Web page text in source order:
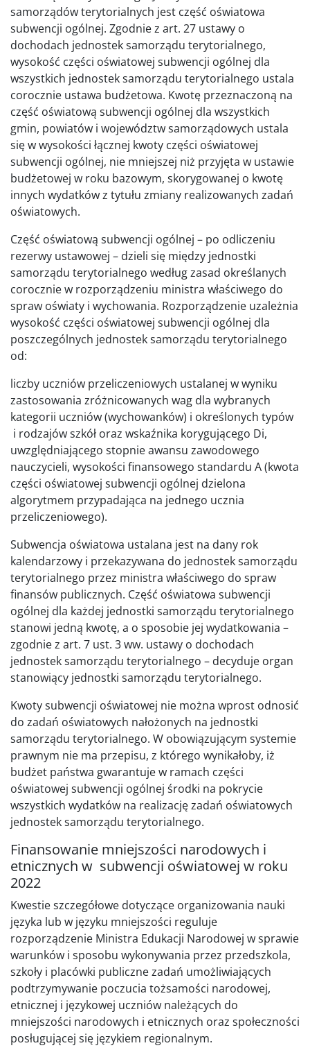
samorządów terytorialnych jest część oświatowa
subwencji ogólnej. Zgodnie z art. 27 ustawy o
dochodach jednostek samorządu terytorialnego,
wysokość części oświatowej subwencji ogólnej dla
wszystkich jednostek samorządu terytorialnego ustala
corocznie ustawa budżetowa. Kwotę przeznaczoną na
część oświatową subwencji ogólnej dla wszystkich
gmin, powiatów i województw samorządowych ustala
się w wysokości łącznej kwoty części oświatowej
subwencji ogólnej, nie mniejszej niż przyjęta w ustawie
budżetowej w roku bazowym, skorygowanej o kwotę
innych wydatków z tytułu zmiany realizowanych zadań
oświatowych.
Część oświatową subwencji ogólnej – po odliczeniu
rezerwy ustawowej – dzieli się między jednostki
samorządu terytorialnego według zasad określanych
corocznie w rozporządzeniu ministra właściwego do
spraw oświaty i wychowania. Rozporządzenie uzależnia
wysokość części oświatowej subwencji ogólnej dla
poszczególnych jednostek samorządu terytorialnego
od:
liczby uczniów przeliczeniowych ustalanej w wyniku
zastosowania zróżnicowanych wag dla wybranych
kategorii uczniów (wychowanków) i określonych typów
i rodzajów szkół oraz wskaźnika korygującego Di,
uwzględniającego stopnie awansu zawodowego
nauczycieli, wysokości finansowego standardu A (kwota
części oświatowej subwencji ogólnej dzielona
algorytmem przypadająca na jednego ucznia
przeliczeniowego).
Subwencja oświatowa ustalana jest na dany rok
kalendarzowy i przekazywana do jednostek samorządu
terytorialnego przez ministra właściwego do spraw
finansów publicznych. Część oświatowa subwencji
ogólnej dla każdej jednostki samorządu terytorialnego
stanowi jedną kwotę, a o sposobie jej wydatkowania –
zgodnie z art. 7 ust. 3 ww. ustawy o dochodach
jednostek samorządu terytorialnego – decyduje organ
stanowiący jednostki samorządu terytorialnego.
Kwoty subwencji oświatowej nie można wprost odnosić
do zadań oświatowych nałożonych na jednostki
samorządu terytorialnego. W obowiązującym systemie
prawnym nie ma przepisu, z którego wynikałoby, iż
budżet państwa gwarantuje w ramach części
oświatowej subwencji ogólnej środki na pokrycie
wszystkich wydatków na realizację zadań oświatowych
jednostek samorządu terytorialnego.
Finansowanie mniejszości narodowych i
etnicznych w subwencji oświatowej w roku
2022
Kwestie szczegółowe dotyczące organizowania nauki
języka lub w języku mniejszości reguluje
rozporządzenie Ministra Edukacji Narodowej w sprawie
warunków i sposobu wykonywania przez przedszkola,
szkoły i placówki publiczne zadań umożliwiających
podtrzymywanie poczucia tożsamości narodowej,
etnicznej i językowej uczniów należących do
mniejszości narodowych i etnicznych oraz społeczności
posługującej się językiem regionalnym.